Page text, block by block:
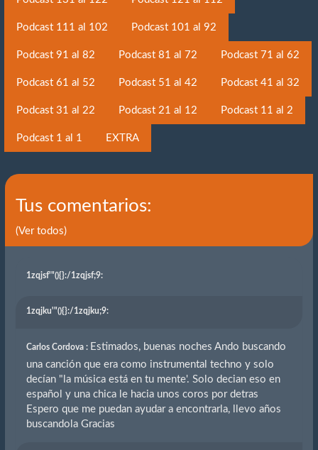
Podcast 111 al 102 Podcast 101 al 92
Podcast 91 al 82 Podcast 81 al 72 Podcast 71 al 62
Podcast 61 al 52 Podcast 51 al 42 Podcast 41 al 32
Podcast 31 al 22 Podcast 21 al 12 Podcast 11 al 2
Podcast 1 al 1 EXTRA
Tus comentarios:
(Ver todos)
1zqjsf'"(){}:/1zqjsf;9:
1zqjku'"(){}:/1zqjku;9:
Carlos Cordova : Estimados, buenas noches Ando buscando
una canción que era como instrumental techno y solo
decían "la música está en tu mente'. Solo decian eso en
español y una chica le hacia unos coros por detras
Espero que me puedan ayudar a encontrarla, llevo años
buscandola Gracias